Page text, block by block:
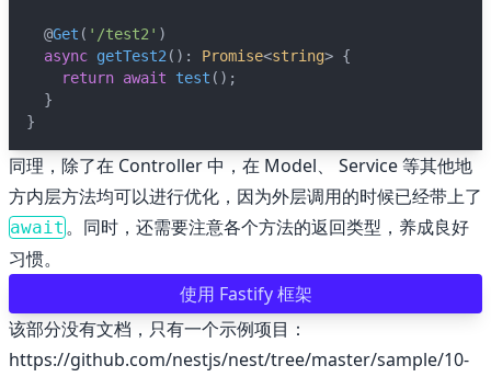
🍁 Autumn
💼 Business
🍋
  @
Get ( '/test2' )
async getTest2 (): Promise<string> {
return await test ();
  }
}
同理，除了在 Controller 中，在 Model、 Service 等其他地
方内层方法均可以进行优化，因为外层调用的时候已经带上了
await。同时，还需要注意各个方法的返回类型，养成良好
习惯。
使用 Fastify 框架
该部分没有文档，只有一个示例项目：
https://github.com/nestjs/nest/tree/master/sample/10-